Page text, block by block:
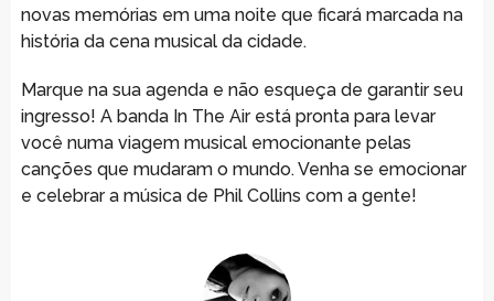
novas memórias em uma noite que ficará marcada na
história da cena musical da cidade.
Marque na sua agenda e não esqueça de garantir seu
ingresso! A banda In The Air está pronta para levar
você numa viagem musical emocionante pelas
canções que mudaram o mundo. Venha se emocionar
e celebrar a música de Phil Collins com a gente!